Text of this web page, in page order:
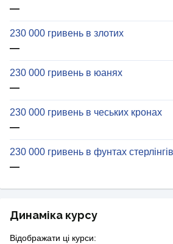
—
230 000 гривень в злотих
—
230 000 гривень в юанях
—
230 000 гривень в чеських кронах
—
230 000 гривень в фунтах стерлінгів
—
Динаміка курсу
Відображати ці курси: